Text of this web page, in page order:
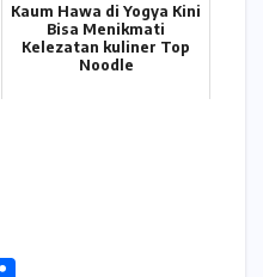
Kaum Hawa di Yogya Kini
Bisa Menikmati
Kelezatan kuliner Top
Noodle